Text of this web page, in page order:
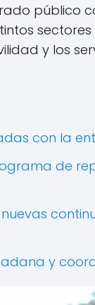
público
y los
con la
de
y